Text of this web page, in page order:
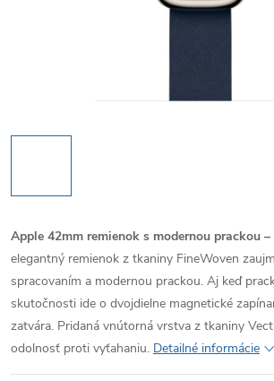
Apple 42mm remienok s modernou prackou
elegantný remienok z tkaniny FineWoven
spracovaním a modernou prackou. Aj keď
skutočnosti ide o dvojdielne magnetické
zatvára. Pridaná vnútorná vrstva z tkaniny
odolnosť proti vyťahaniu. Detailné informácie